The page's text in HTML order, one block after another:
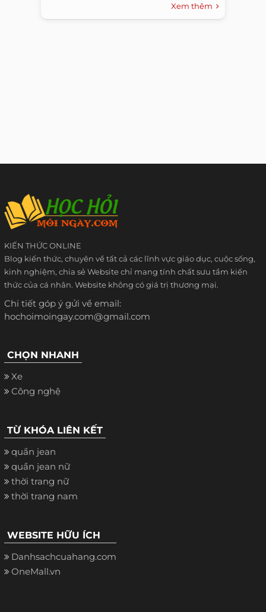
Xem thêm
KIẾN THỨC ONLINE
Blog kiến thức, chuyên về tất cả các lĩnh vực giáo dục, cuộc sống,
kinh nghiệm, chia sẻ Website chỉ mang tính chất sưu tầm kiến
thức của cá nhân. Website không có giá trị thương mại.
Chi tiết góp ý gửi về email:
hochoimoingay.com@gmail.com
CHỌN NHANH
Xe
Công nghệ
TỪ KHÓA LIÊN KẾT
quần jean
quần jean nữ
thời trang nữ
thời trang nam
WEBSITE HỮU ÍCH
Danhsachcuahang.com
OneMall.vn